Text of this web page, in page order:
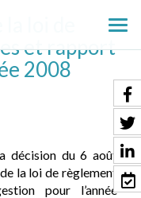
le
loi de
et rapport
2008
décision du 6 août
la loi de règlement
pour l’année